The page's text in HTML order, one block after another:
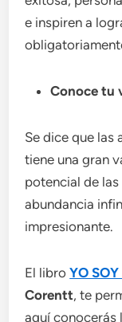
e inspiren a
Conoce tu
Se dice que las
tiene una gran
potencial de
abundancia
impresionante.
El libroYO
Corentt, te
aquí conocerás